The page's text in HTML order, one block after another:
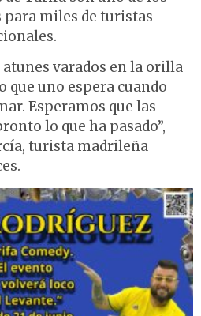
miles de turistas
varados en la orilla
que uno espera cuando
Esperamos que las
lo que ha pasado”,
turista madrileña